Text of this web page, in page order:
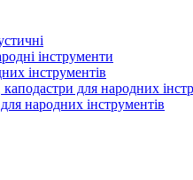
інструменти
інструментів
для народних
народних інструментів